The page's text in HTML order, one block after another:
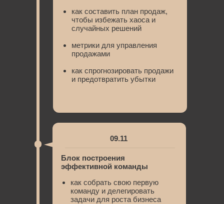
как составить план продаж,
чтобы избежать хаоса и
случайных решений
метрики для управления
продажами
как спрогнозировать продажи
и предотвратить убытки
09.11
Блок построения
эффективной команды
как собрать свою первую
команду и делегировать
задачи для роста бизнеса